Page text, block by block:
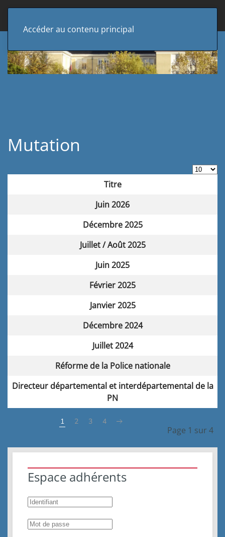
Accéder au contenu principal
Mutation
Afficher
Titre
Juin 2026
Décembre 2025
Juillet / Août 2025
Juin 2025
Février 2025
Janvier 2025
Décembre 2024
Juillet 2024
Réforme de la Police nationale
Directeur départemental et interdépartemental de la
PN
Page 1 sur 4
1 2 3 4
Espace adhérents